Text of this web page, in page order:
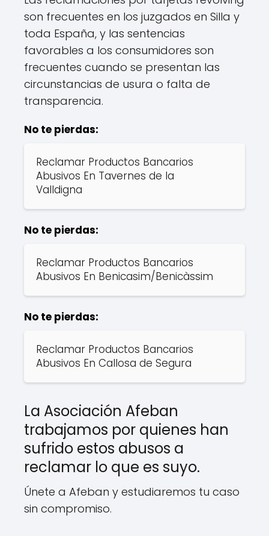
son frecuentes en los juzgados en Silla y
toda España, y las sentencias
favorables a los consumidores son
frecuentes cuando se presentan las
circunstancias de usura o falta de
transparencia.
No te pierdas:
Reclamar Productos Bancarios
Abusivos En Tavernes de la
Valldigna
No te pierdas:
Reclamar Productos Bancarios
Abusivos En Benicasim/Benicàssim
No te pierdas:
Reclamar Productos Bancarios
Abusivos En Callosa de Segura
La Asociación Afeban
trabajamos por quienes han
sufrido estos abusos a
reclamar lo que es suyo.
Únete a Afeban y estudiaremos tu caso
sin compromiso.